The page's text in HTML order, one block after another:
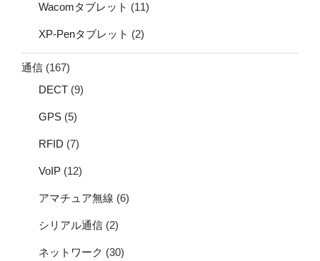
Wacomタブレット (11)
XP-Penタブレット (2)
通信 (167)
DECT (9)
GPS (5)
RFID (7)
VoIP (12)
アマチュア無線 (6)
シリアル通信 (2)
ネットワーク (30)